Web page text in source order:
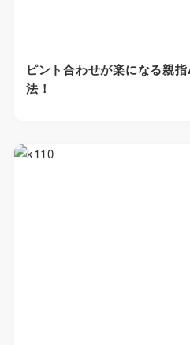
ピント合わせが楽になる親
法！